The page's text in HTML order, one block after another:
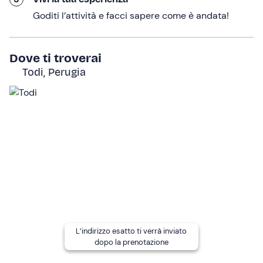
Rientrati alla base, la guida ci mostrerà
come si
le erbe raccolte. Concluderemo
con un deliziosoaperitivo contadino: formaggi locali,
verdure di stagione, salumi, frittata alle erbette, pane e
focacce, accompagnati da un calice di vino bianco o
Altre informazioni
Goditi l’attività e facci sapere come è andata!
Dove ti troverai
Todi, Perugia
L’indirizzo esatto ti verrà inviato
dopo la prenotazione